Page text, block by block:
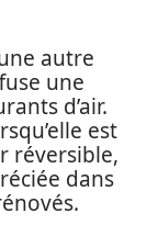
autre
une
d’air.
est
réversible,
dans